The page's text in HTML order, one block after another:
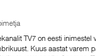
TV7 on eesti inimestel
Kuus aastat varem